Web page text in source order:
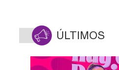
ÚLTIMOS